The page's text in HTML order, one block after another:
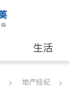
生活
律师
地产经纪